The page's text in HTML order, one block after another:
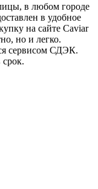
в любом городе
в удобное
на сайте Caviar
но и легко.
сервисом СДЭК.
срок.